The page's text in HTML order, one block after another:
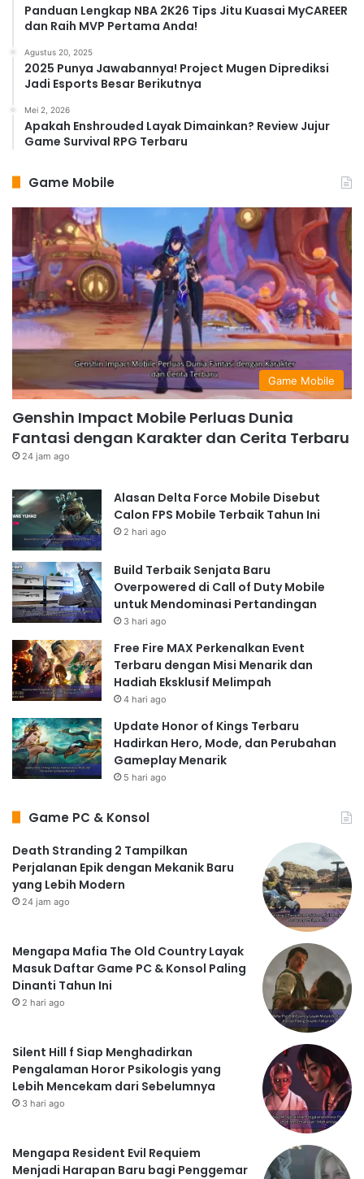
Panduan Lengkap NBA 2K26 Tips Jitu Kuasai MyCAREER
dan Raih MVP Pertama Anda!
Agustus 20, 2025
2025 Punya Jawabannya! Project Mugen Diprediksi
Jadi Esports Besar Berikutnya
Mei 2, 2026
Apakah Enshrouded Layak Dimainkan? Review Jujur
Game Survival RPG Terbaru
Game Mobile
Game Mobile
Genshin Impact Mobile Perluas Dunia
Fantasi dengan Karakter dan Cerita Terbaru
24 jam ago
Alasan Delta Force Mobile Disebut
Calon FPS Mobile Terbaik Tahun Ini
2 hari ago
Build Terbaik Senjata Baru
Overpowered di Call of Duty Mobile
untuk Mendominasi Pertandingan
3 hari ago
Free Fire MAX Perkenalkan Event
Terbaru dengan Misi Menarik dan
Hadiah Eksklusif Melimpah
4 hari ago
Update Honor of Kings Terbaru
Hadirkan Hero, Mode, dan Perubahan
Gameplay Menarik
5 hari ago
Game PC & Konsol
Death Stranding 2 Tampilkan
Perjalanan Epik dengan Mekanik Baru
yang Lebih Modern
24 jam ago
Mengapa Mafia The Old Country Layak
Masuk Daftar Game PC & Konsol Paling
Dinanti Tahun Ini
2 hari ago
Silent Hill f Siap Menghadirkan
Pengalaman Horor Psikologis yang
Lebih Mencekam dari Sebelumnya
3 hari ago
Mengapa Resident Evil Requiem
Menjadi Harapan Baru bagi Penggemar